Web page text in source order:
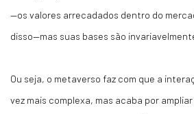
—os valores arrecadados dentro do
disso—mas suas bases são
Ou seja, o metaverso faz com que a
vez mais complexa, mas acaba por